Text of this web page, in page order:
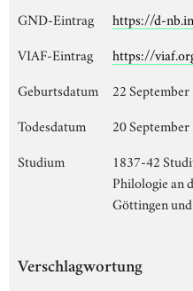
GND-Eintrag
https://d-
VIAF-Eintrag
https://
Geburtsdatum
22
Todesdatum
20
Studium
1837-42
Philologie an
Göttingen
Verschlagwortung